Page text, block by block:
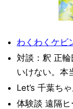
わくわくケビ
対談：釈 正
いけない。本
Let’s 千葉ち
体験談 遠隔